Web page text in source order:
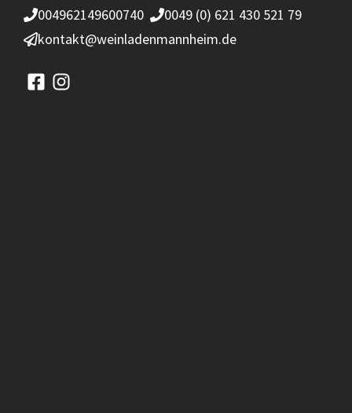
004962149600740
0049 (0) 621 430 521 79
kontakt@weinladenmannheim.de